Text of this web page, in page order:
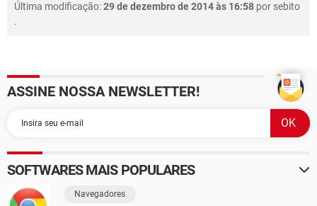
Última modificação:29 de dezembro de 2014 às 16:58 por sebito
.
ASSINE NOSSA NEWSLETTER!
SOFTWARES MAIS POPULARES
Navegadores